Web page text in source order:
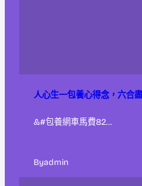
人心生一包養心得念，六合
&#包養網車馬費82…
Byadmin